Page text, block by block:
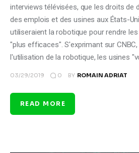
interviews télévisées, que les droits de
des emplois et des usines aux États-
utiliseraient la robotique pour rendre
"plus efficaces". S'exprimant sur
l'utilisation de la robotique, les usines
03/29/2019 0 BY ROMAIN ADRIAT
READ MORE